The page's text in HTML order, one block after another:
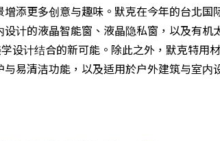
添更多创意与趣味。默克在今年的台北国
计的液晶智能窗、液晶隐私窗，以及有机
设计结合的新可能。除此之外，默克特用
易清洁功能，以及适用於户外建筑与室内